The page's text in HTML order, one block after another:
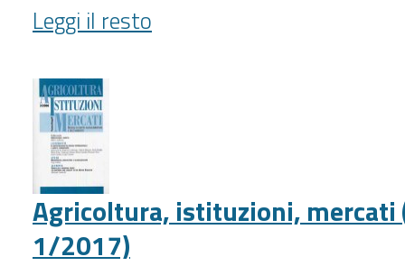
Agricoltura
(2005-
-
Leggi il resto
Agricoltura, istituzioni,
1/2017)